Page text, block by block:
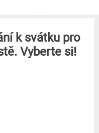
k svátku pro
Vyberte si!